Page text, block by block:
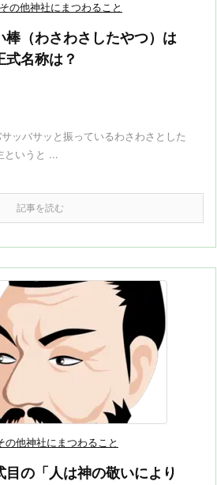
その他神社にまつわること
棒（わさわさしたやつ）は
式名称は？
ッバサッと振っているわさわさとした
というと ...
記事を読む
の他神社にまつわること
目の「人は神の敬いにより